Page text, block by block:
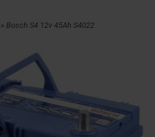
» Bosch S4 12v 45Ah S4022